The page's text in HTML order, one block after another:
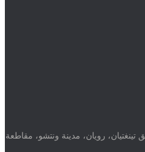
تينغتيان، رويان، مدينة ونتشو، مقاطعة